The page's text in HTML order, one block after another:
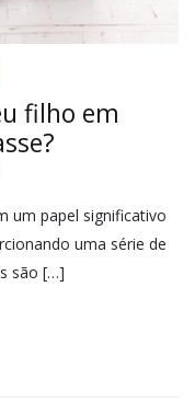
filho em
um papel significativo
uma série de
são […]